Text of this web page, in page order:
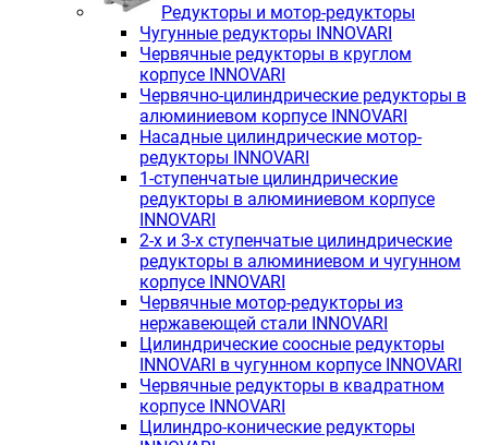
Редукторы и мотор-редукторы
Чугунные редукторы INNOVARI
Червячные редукторы в круглом
корпусе INNOVARI
Червячно-цилиндрические редукторы в
алюминиевом корпусе INNOVARI
Насадные цилиндрические мотор-
редукторы INNOVARI
1-ступенчатые цилиндрические
редукторы в алюминиевом корпусе
INNOVARI
2-х и 3-х ступенчатые цилиндрические
редукторы в алюминиевом и чугунном
корпусе INNOVARI
Червячные мотор-редукторы из
нержавеющей стали INNOVARI
Цилиндрические соосные редукторы
INNOVARI в чугунном корпусе INNOVARI
Червячные редукторы в квадратном
корпусе INNOVARI
Цилиндро-конические редукторы